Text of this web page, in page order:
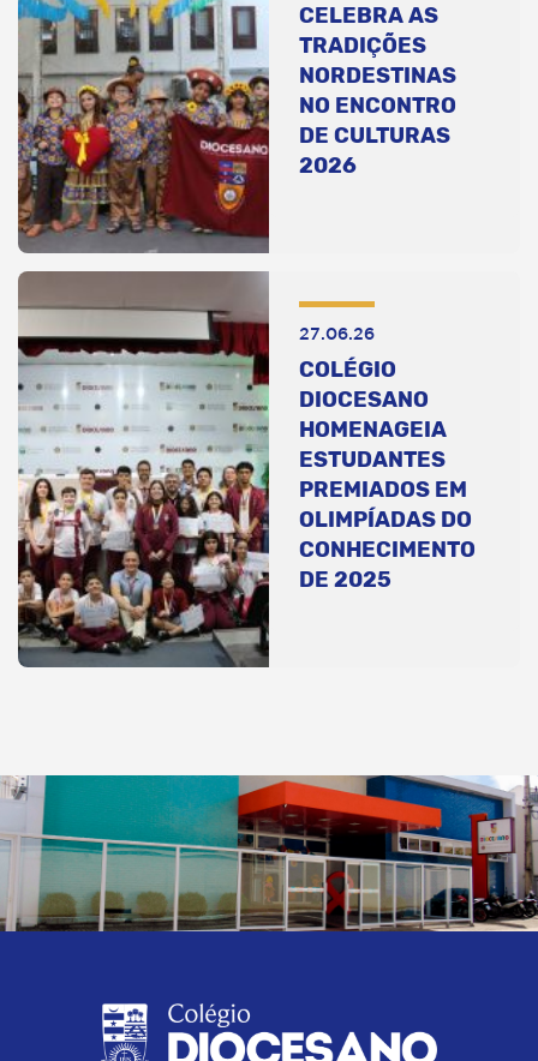
CELEBRA AS
TRADIÇÕES
NORDESTINAS
NO ENCONTRO
DE CULTURAS
2026
27.06.26
COLÉGIO
DIOCESANO
HOMENAGEIA
ESTUDANTES
PREMIADOS EM
OLIMPÍADAS DO
CONHECIMENTO
DE 2025